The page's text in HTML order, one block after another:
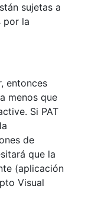
sujetas a
por la
entonces
menos que
Si PAT
de
que la
(aplicación
Visual